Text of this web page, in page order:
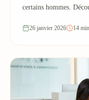
certains hommes.
26 janvier 2026 14 min